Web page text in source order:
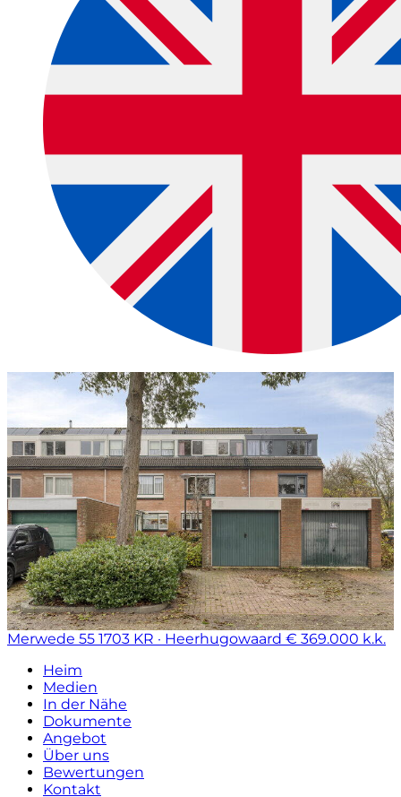
Merwede 55 1703 KR · Heerhugowaard € 369.000 k.k.
Heim
Medien
In der Nähe
Dokumente
Angebot
Über uns
Bewertungen
Kontakt